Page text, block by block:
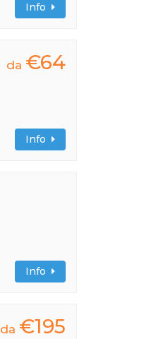
Info
da €64
Info
Info
da €195